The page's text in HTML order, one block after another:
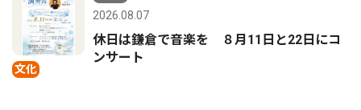
文化
2026.08.07
休日は鎌倉で音楽を ８月11日と22日にコ
ンサート